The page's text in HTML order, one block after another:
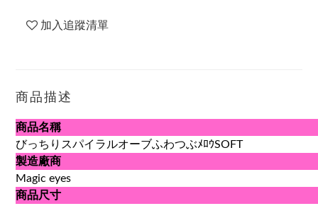
加入追蹤清單
商品描述
商品名稱
びっちりスパイラルオーブふわつぶﾒﾛｳSOFT
製造廠商
Magic eyes
商品尺寸